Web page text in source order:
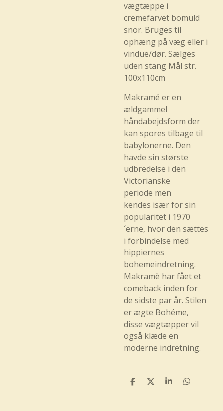
vægtæppe i
cremefarvet bomuld
snor. Bruges til
ophæng på væg eller i
vindue/dør. Sælges
uden stang Mål str.
100x110cm
Makramé er en
ældgammel
håndabejdsform der
kan spores tilbage til
babylonerne. Den
havde sin største
udbredelse i den
Victorianske
periode men
kendes især for sin
popularitet i 1970
´erne, hvor den sættes
i forbindelse med
hippiernes
bohemeindretning.
Makramè har fået et
comeback inden for
de sidste par år. Stilen
er ægte Bohéme,
disse vægtæpper vil
også klæde en
moderne indretning.
D
D
D
D